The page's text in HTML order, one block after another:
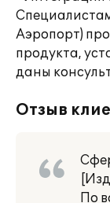
Аэропорт)
продукта,
даны
Отзыв
По